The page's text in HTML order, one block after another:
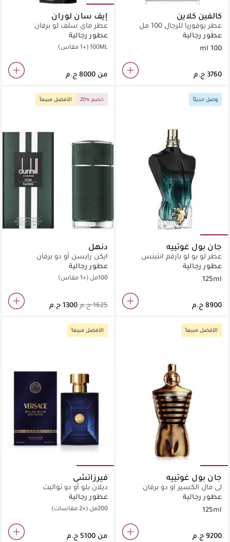
كالفين كلاين
عطر يوفوريا للرجال 100 مل
عطور رجالية
100 ml
إيف سان لوران
عطر ماي سلف لو برفان
عطور رجالية
100ML(+1 مقاس)
من
وصل حديثاً
جان بول غوتييه
عطر لو بو لو بارفم انتينس
عطور رجالية
125ml
20% خصم الأفضل مبيعاً
دنهل
ايكن رايسن أو دو برفان
عطور رجالية
100مل (+1 مقاس)
الأفضل مبيعاً
جان بول غوتييه
لي مال الكسير او دو برفان
125مل
عطور رجالية
125ml
الأفضل مبيعاً
فيرزاتشي
ديلان بلو أو دو تواليت
عطور رجالية
200مل (+2 مقاسات)
من